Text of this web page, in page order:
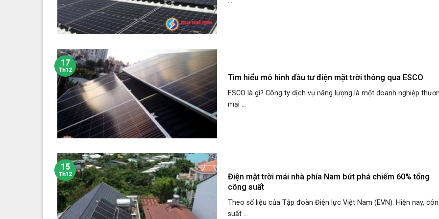
Tìm hiểu mô hình đầu tư điện mặt trời thông qua ESCO
ESCO là gì? Công ty dịch vụ năng lượng là một doanh nghiệp
mại ...
17
Th12
Điện mặt trời mái nhà phía Nam bứt phá chiếm 60% tổng
công suất
Theo số liệu của Tập đoàn Điện lực Việt Nam (EVN). Hiện nay,
suất ...
15
Th12